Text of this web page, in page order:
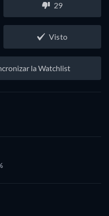
29
Visto
la Watchlist